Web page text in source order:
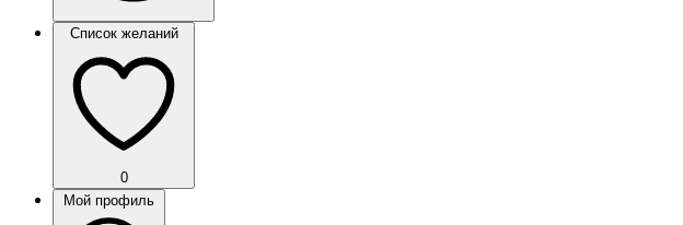
Список желаний
0
Мой профиль